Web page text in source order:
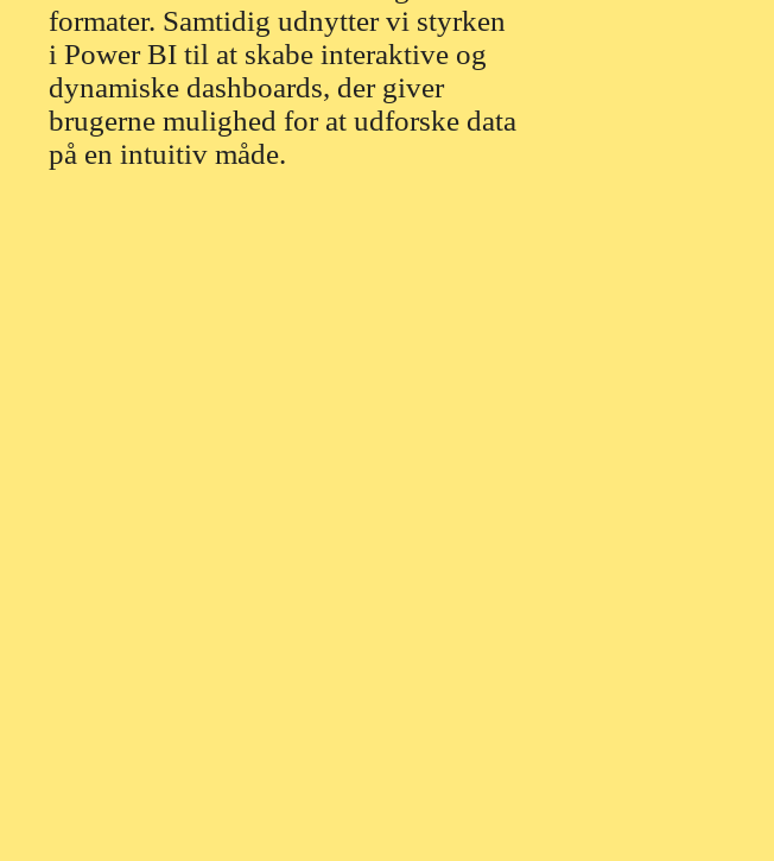
formater. Samtidig udnytter vi styrken
i Power BI til at skabe interaktive og
dynamiske dashboards, der giver
brugerne mulighed for at udforske data
på en intuitiv måde.